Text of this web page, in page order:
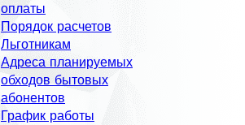
оплаты
Порядок расчетов
Льготникам
Адреса планируемых
обходов бытовых
абонентов
График работы